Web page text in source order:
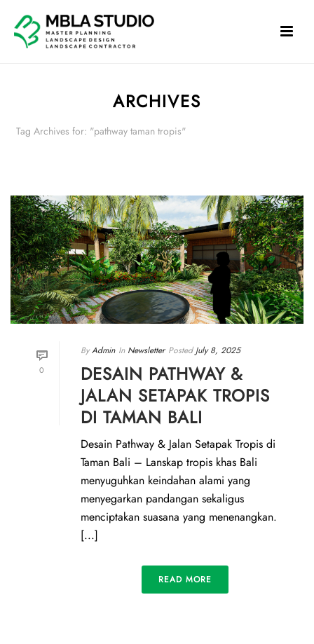
ARCHIVES
Tag Archives for: "pathway taman tropis"
0
By Admin In Newsletter Posted July 8, 2025
DESAIN PATHWAY &
JALAN SETAPAK TROPIS
DI TAMAN BALI
Desain Pathway & Jalan Setapak Tropis di
Taman Bali – Lanskap tropis khas Bali
menyuguhkan keindahan alami yang
menyegarkan pandangan sekaligus
menciptakan suasana yang menenangkan.
[...]
READ MORE